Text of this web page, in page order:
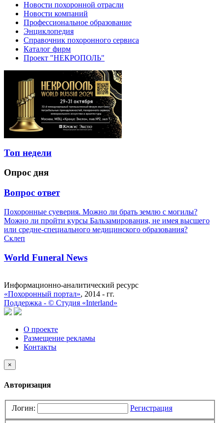
Новости похоронной отрасли
Новости компаний
Профессиональное образование
Энциклопедия
Справочник похоронного сервиса
Каталог фирм
Проект "НЕКРОПОЛЬ"
Топ недели
Опрос дня
Вопрос ответ
Похоронные суеверия. Можно ли брать землю с могилы?
Можно ли пройти курсы Бальзамирования, не имея высшего
или средне-специального медицинского образования?
Склеп
World Funeral News
Информационно-аналитический ресурс
«Похоронный портал», 2014 - гг.
Поддержка - © Cтудия «Interland»
О проекте
Размещение рекламы
Контакты
×
Авторизация
Логин: Регистрация